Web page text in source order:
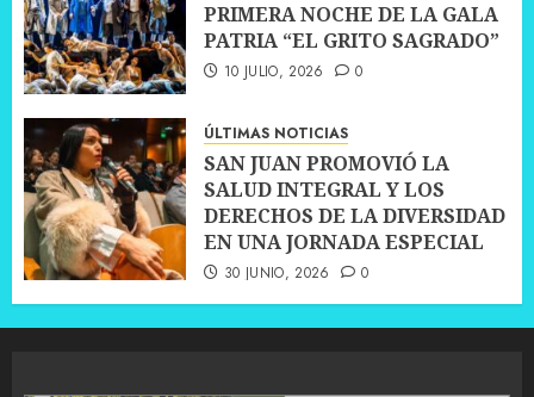
PRIMERA NOCHE DE LA GALA
PATRIA “EL GRITO SAGRADO”
10 JULIO, 2026 0
ÚLTIMAS NOTICIAS
SAN JUAN PROMOVIÓ LA
SALUD INTEGRAL Y LOS
DERECHOS DE LA DIVERSIDAD
EN UNA JORNADA ESPECIAL
30 JUNIO, 2026 0